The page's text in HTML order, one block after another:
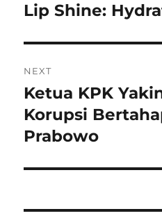
post:
Lip Shine:
NEXT
Next
post:
Ketua KPK
Korupsi
Prabowo